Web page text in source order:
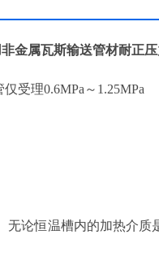
金属瓦斯输送管材耐正
受理0.6MPa～1.25MPa
论恒温槽内的加热介质